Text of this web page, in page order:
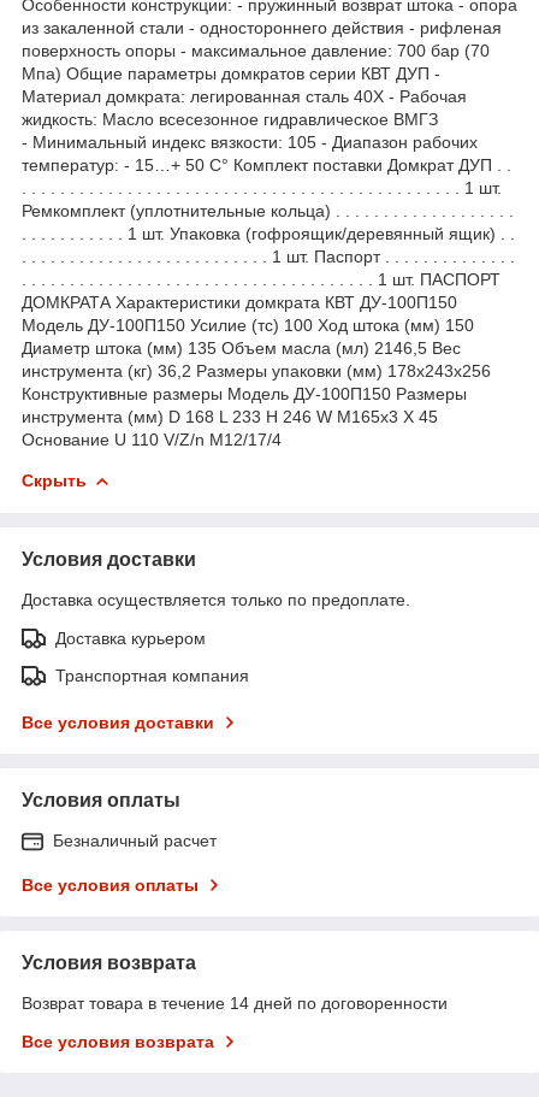
Особенности конструкции: - пружинный возврат штока - опора
из закаленной стали - одностороннего действия - рифленая
поверхность опоры - максимальное давление: 700 бар (70
Мпа) Общие параметры домкратов серии КВТ ДУП -
Материал домкрата: легированная сталь 40X - Рабочая
жидкость: Масло всесезонное гидравлическое ВМГЗ
- Минимальный индекс вязкости: 105 - Диапазон рабочих
температур: - 15…+ 50 С° Комплект поставки Домкрат ДУП . .
. . . . . . . . . . . . . . . . . . . . . . . . . . . . . . . . . . . . . . . . . . . . . . 1 шт.
Ремкомплект (уплотнительные кольца) . . . . . . . . . . . . . . . . . . .
. . . . . . . . . . . 1 шт. Упаковка (гофроящик/деревянный ящик) . .
. . . . . . . . . . . . . . . . . . . . . . . . . . 1 шт. Паспорт . . . . . . . . . . . . . .
. . . . . . . . . . . . . . . . . . . . . . . . . . . . . . . . . . . . . 1 шт. ПАСПОРТ
ДОМКРАТА Характеристики домкрата КВТ ДУ-100П150
Модель ДУ-100П150 Усилие (тс) 100 Ход штока (мм) 150
Диаметр штока (мм) 135 Объем масла (мл) 2146,5 Вес
инструмента (кг) 36,2 Размеры упаковки (мм) 178х243х256
Конструктивные размеры Модель ДУ-100П150 Размеры
инструмента (мм) D 168 L 233 H 246 W M165x3 X 45
Основание U 110 V/Z/n M12/17/4
Скрыть
Условия доставки
Доставка осуществляется только по предоплате.
Доставка курьером
Транспортная компания
Все условия доставки
Условия оплаты
Безналичный расчет
Все условия оплаты
Условия возврата
Возврат товара в течение 14 дней по договоренности
Все условия возврата